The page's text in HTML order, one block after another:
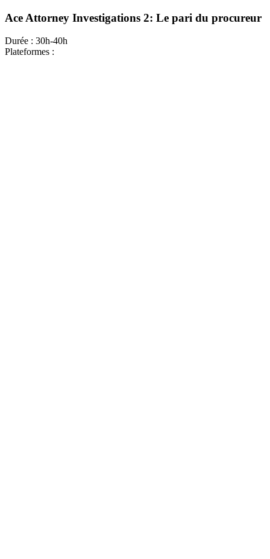
Ace Attorney Investigations 2: Le pari du procureur
Durée : 30h-40h
Plateformes :